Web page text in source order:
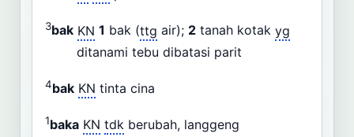
3bak KN 1 bak (ttg air); 2 tanah kotak yg
ditanami tebu dibatasi parit
4bak KN tinta cina
1baka KN tdk berubah, langgeng